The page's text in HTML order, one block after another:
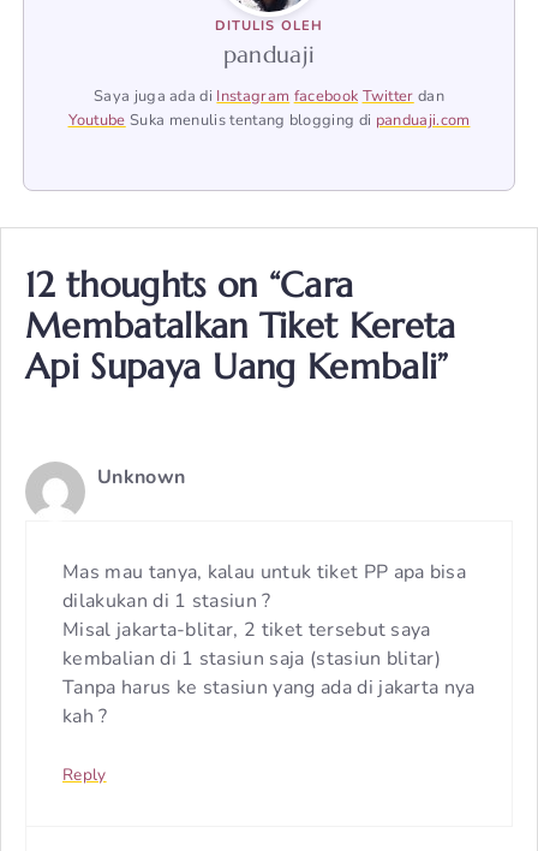
DITULIS OLEH
panduaji
Saya juga ada di Instagram facebook Twitter dan
Youtube Suka menulis tentang blogging di panduaji.com
12 thoughts on “Cara
Membatalkan Tiket Kereta
Api Supaya Uang Kembali”
Unknown
Mas mau tanya, kalau untuk tiket PP apa bisa
dilakukan di 1 stasiun ?
Misal jakarta-blitar, 2 tiket tersebut saya
kembalian di 1 stasiun saja (stasiun blitar)
Tanpa harus ke stasiun yang ada di jakarta nya
kah ?
Reply